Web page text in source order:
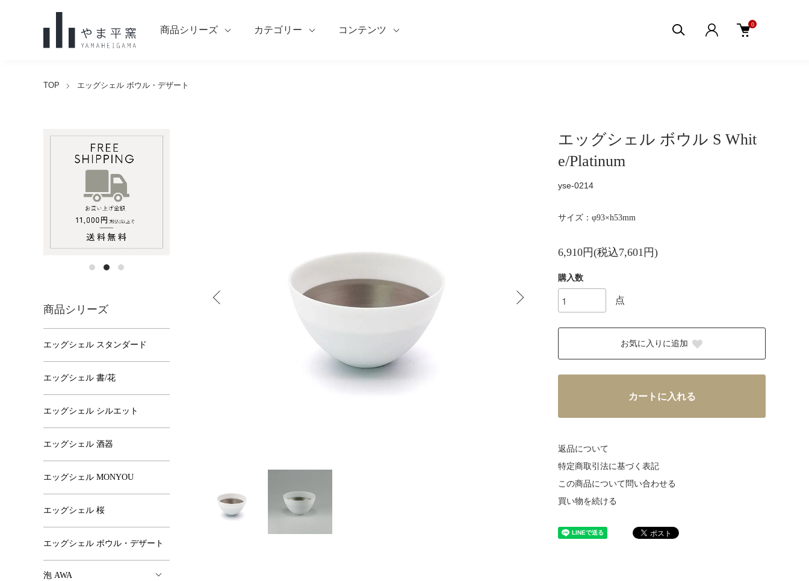
商品シリーズ カテゴリー コンテンツ
0
TOP エッグシェル ボウル・デザート
エッグシェル ボウル S Whit
e/Platinum
yse-0214
サイズ：φ93×h53mm
6,910円(税込7,601円)
購入数
点
お気に入りに追加
カートに入れる
返品について
特定商取引法に基づく表記
この商品について問い合わせる
買い物を続ける
商品シリーズ
エッグシェル スタンダード
エッグシェル 書/花
エッグシェル シルエット
エッグシェル 酒器
エッグシェル MONYOU
エッグシェル 桜
エッグシェル ボウル・デザート
泡 AWA